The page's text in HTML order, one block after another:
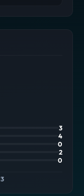
3
4
0
2
0